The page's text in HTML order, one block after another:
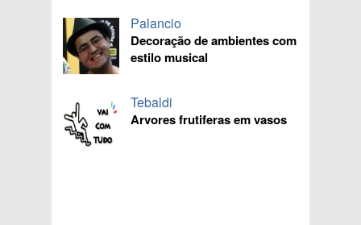
Palancio
Decoração de ambientes com
estilo musical
Tebaldi
Arvores frutiferas em vasos